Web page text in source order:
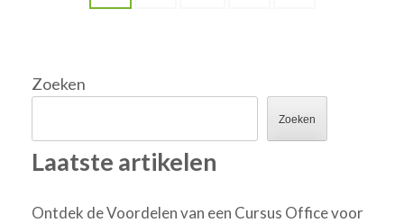
Zoeken
Zoeken
Laatste artikelen
Ontdek de Voordelen van een Cursus Office voor